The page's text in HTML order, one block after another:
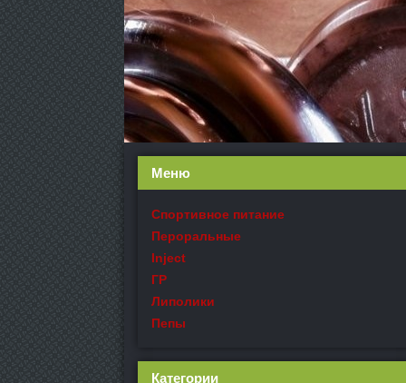
Меню
Спортивное питание
Пероральные
Inject
ГР
Липолики
Пепы
Категории